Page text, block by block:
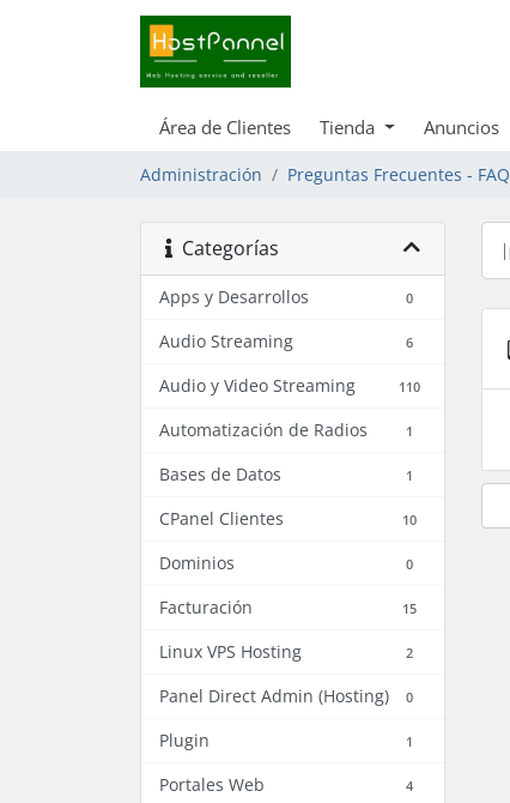
Área de Clientes Tienda Anuncios
Administración Preguntas Frecuentes - FAQ
Categorías
Apps y Desarrollos 0
Audio Streaming 6
Audio y Video Streaming 110
Automatización de Radios 1
Bases de Datos 1
CPanel Clientes 10
Dominios 0
Facturación 15
Linux VPS Hosting 2
Panel Direct Admin (Hosting) 0
Plugin 1
Portales Web 4